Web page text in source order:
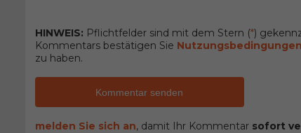
HINWEIS: Pflichtfelder sind mit dem Stern (*)
Kommentars bestätigen Sie Nutzungsbedingungen
zu haben.
Kommentar senden
melden Sie sich an, damit Ihr Kommentar sofort